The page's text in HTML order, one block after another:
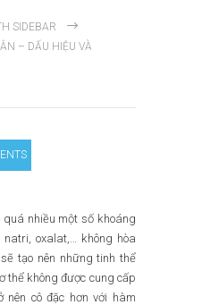
SIDEBAR
– DẤU HIỆU VÀ
nhiều một số khoáng
oxalat,… không hòa
tạo nên những tinh thể
thể không được cung cấp
nên cô đặc hơn với hàm